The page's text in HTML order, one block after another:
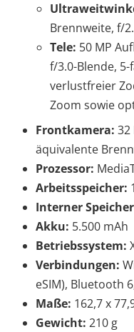
Brennweite, f/
Tele: 50 MP
f/3.0-Blende,
verlustfreier
Zoom sowie
Frontkamera: 32
äquivalente
Prozessor:
Arbeitsspeicher:
Interner
Akku: 5.500 mAh
Betriebssystem:
Verbindungen:
eSIM), Bluetooth
Maße: 162,7 x
Gewicht: 210 g